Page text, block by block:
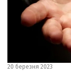
20 березня 2023